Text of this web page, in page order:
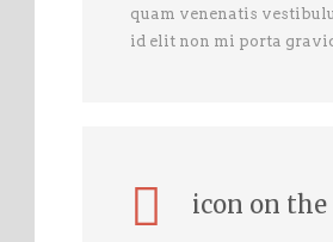
quam venenatis
id elit non mi porta
icon on